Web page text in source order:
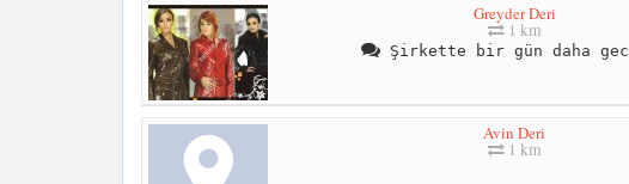
Greyder Deri
1 km
Şirkette bir gün daha
Avin Deri
1 km